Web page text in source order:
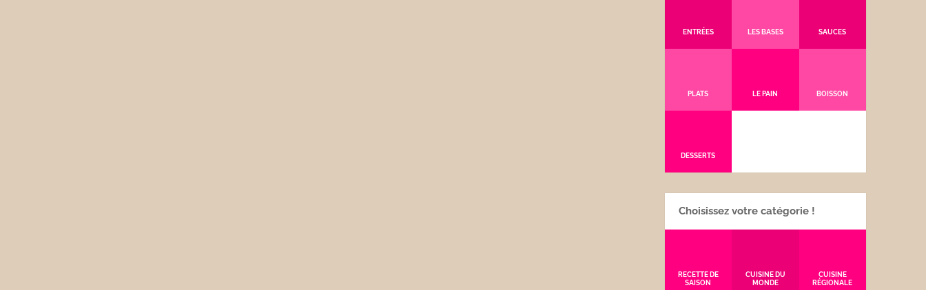
ENTRÉES LES BASES SAUCES
PLATS LE PAIN BOISSON
DESSERTS
Choisissez votre catégorie !
RECETTE DE
SAISON
CUISINE DU
MONDE
CUISINE
RÉGIONALE